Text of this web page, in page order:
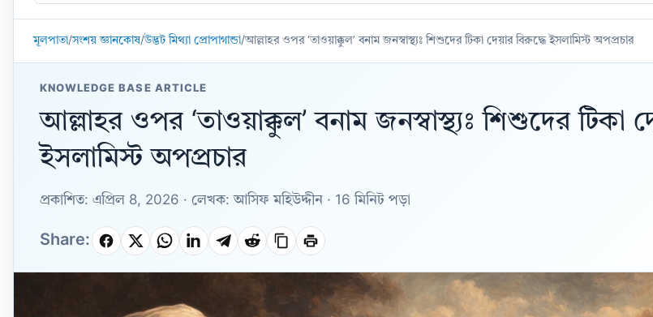
Base
মূলপাতা/সংশয় জ্ঞানকোষ/উদ্ভট মিথ্যা প্রোপাগান্ডা/আল্লাহর ওপর ‘তাওয়াক্কুল’ বনাম জনস্বাস্থ্যঃ শিশুদের টিকা দেয়ার বিরুদ্ধে ইসলামিস্ট অপপ্রচার
KNOWLEDGE BASE ARTICLE
আল্লাহর ওপর ‘তাওয়াক্কুল’ বনাম জনস্বাস্থ্যঃ শিশুদের টিকা
ইসলামিস্ট অপপ্রচার
প্রকাশিত: এপ্রিল 8, 2026 · লেখক: আসিফ মহিউদ্দীন · 16 মিনিট পড়া
Share: